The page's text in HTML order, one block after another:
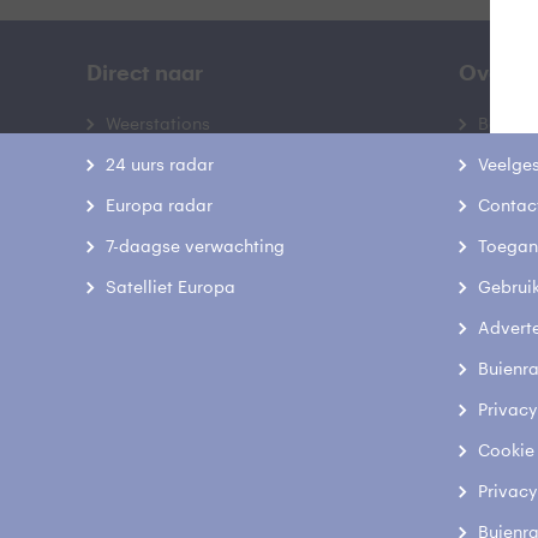
Direct naar
Weerstations
24 uurs radar
Europa radar
7-daagse verwachting
Satelliet Europa
Over